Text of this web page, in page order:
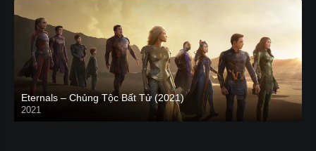
Eternals – Chủng Tộc Bất Tử (2021)
2021
Trailer